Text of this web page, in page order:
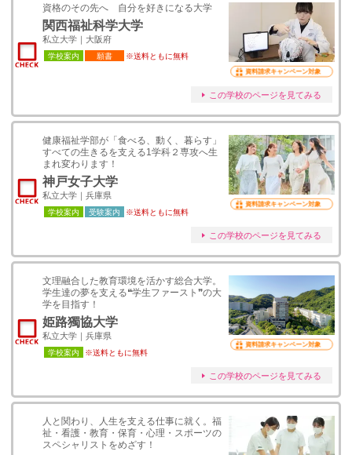
資格のその先へ 自分を好きになる大学
関西福祉科学大学
私立大学｜大阪府
学校案内 願書 ※送料ともに無料
資料請求キャンペーン対象
この学校のページを見てみる
健康福祉学部が「⾷べる、動く、暮らす」
すべての⽣きるを⽀える1学科２専攻へ⽣
まれ変わります！
神戸女子大学
私立大学｜兵庫県
学校案内 受験案内 ※送料ともに無料
資料請求キャンペーン対象
この学校のページを見てみる
文理融合した教育環境を活かす総合大学。
学生達の夢を支える❝学生ファースト❞の大
学を目指す！
姫路獨協大学
私立大学｜兵庫県
学校案内 ※送料ともに無料
資料請求キャンペーン対象
この学校のページを見てみる
人と関わり、人生を支える仕事に就く。福
祉・看護・教育・保育・心理・スポーツの
スペシャリストをめざす！